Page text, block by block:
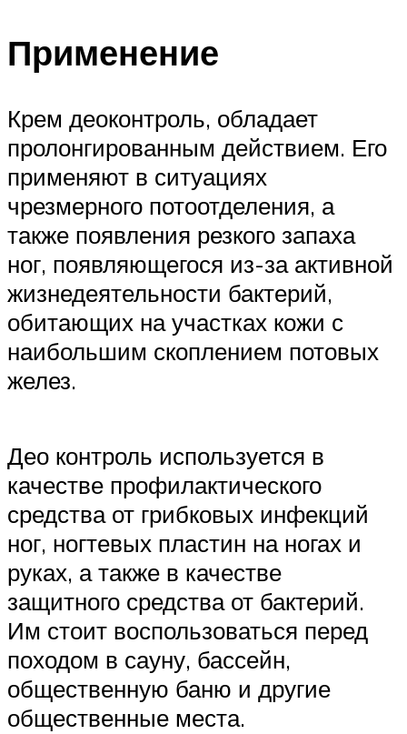
Применение
Крем деоконтроль, обладает
пролонгированным действием. Его
применяют в ситуациях
чрезмерного потоотделения, а
также появления резкого запаха
ног, появляющегося из-за активной
жизнедеятельности бактерий,
обитающих на участках кожи с
наибольшим скоплением потовых
желез.
Део контроль используется в
качестве профилактического
средства от грибковых инфекций
ног, ногтевых пластин на ногах и
руках, а также в качестве
защитного средства от бактерий.
Им стоит воспользоваться перед
походом в сауну, бассейн,
общественную баню и другие
общественные места.